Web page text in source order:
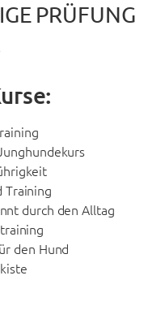
PRÜFUNG
Training
durch den Alltag
den Hund